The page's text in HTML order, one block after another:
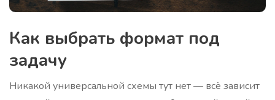
Как выбрать формат под
задачу
Никакой универсальной схемы тут нет — всё зависит